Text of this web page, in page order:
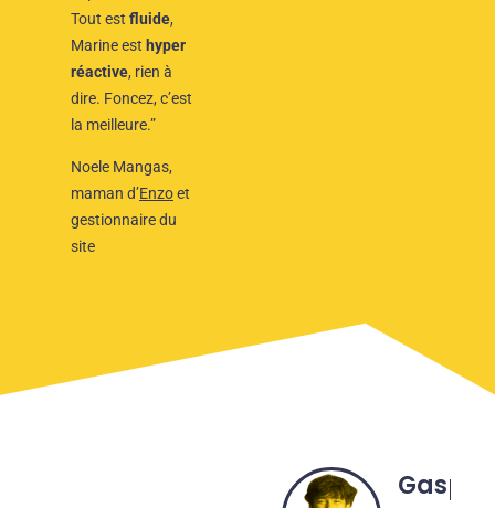
Tout est fluide,
Marine est hyper
réactive, rien à
dire. Foncez, c’est
la meilleure.”
Noele Mangas,
maman d’Enzoet
gestionnaire du
site